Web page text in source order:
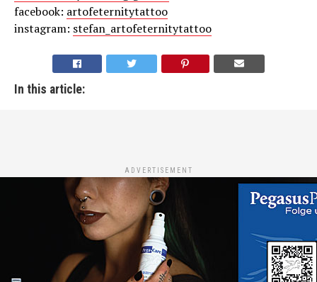
facebook: artofeternitytattoo
instagram: stefan_artofeternitytattoo
In this article:
ADVERTISEMENT